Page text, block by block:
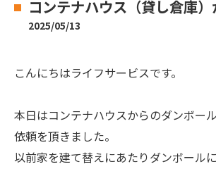
コンテナハウス（貸し倉庫
2025/05/13
こんにちはライフサービスです。
本日はコンテナハウスからのダンボー
依頼を頂きました。
以前家を建て替えにあたりダンボール